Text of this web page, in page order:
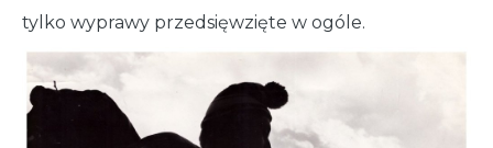
tylko wyprawy przedsięwzięte w ogóle.